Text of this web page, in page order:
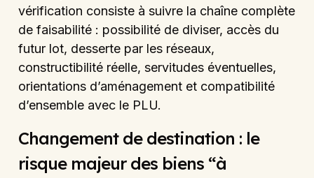
vérification consiste à suivre la chaîne complète
de faisabilité : possibilité de diviser, accès du
futur lot, desserte par les réseaux,
constructibilité réelle, servitudes éventuelles,
orientations d’aménagement et compatibilité
d’ensemble avec le PLU.
Changement de destination : le
risque majeur des biens “à